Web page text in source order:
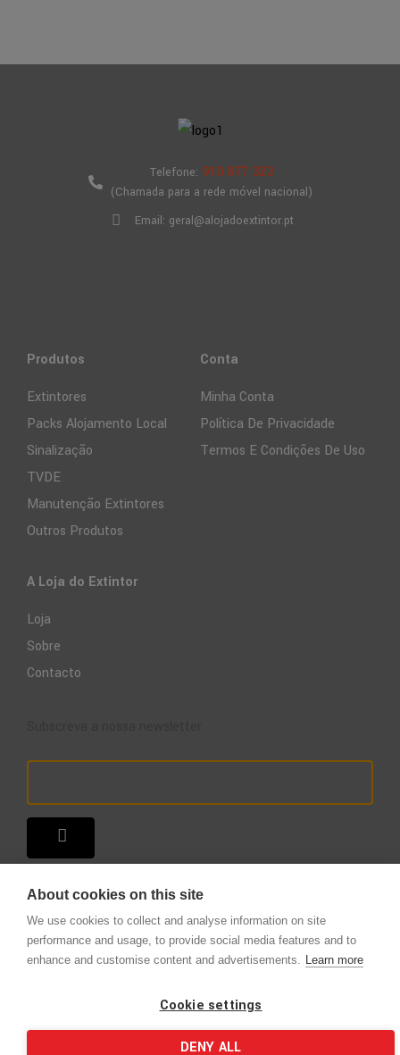
Telefone: 910 877 323
(Chamada para a rede móvel nacional)
Email: geral@alojadoextintor.pt
Produtos
Extintores
Packs Alojamento Local
Sinalização
TVDE
Manutenção Extintores
Outros Produtos
Conta
Minha Conta
Política De Privacidade
Termos E Condições De Uso
A Loja do Extintor
Loja
Sobre
Contacto
Copyright © 2025 – A Loja do Extintor .Todos os direitos reservados.
About cookies on this site
We use cookies to collect and analyse information on site
performance and usage, to provide social media features and to
enhance and customise content and advertisements. Learn more
Cookie settings
DENY ALL